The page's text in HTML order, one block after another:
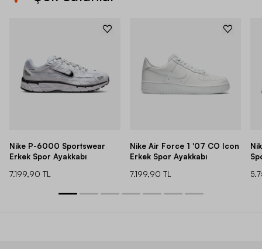
Nike P-6000 Sportswear
Erkek Spor Ayakkabı
7.199,90 TL
Nike Air Force 1 '07 CO Icon
Erkek Spor Ayakkabı
7.199,90 TL